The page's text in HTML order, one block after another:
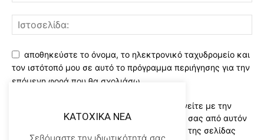
αποθηκεύστε το όνομα, το ηλεκτρονικό ταχυδρομείο και
τον ιστότοπό μου σε αυτό το πρόγραμμα περιήγησης για την
επόμενη φορά που θα σχολιάσω.
Χρησιμοποιώντας αυτό το έντυπο συμφωνείτε με την
αποθήκευση και χειρισμό των δεδομένων σας από αυτόν
τον ιστότοπο..Διαβάστε του ορους χρήσης της σελίδας
KATOXIKA NEA